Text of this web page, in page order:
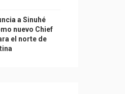
a Sinuhé
nuevo Chief
el norte de